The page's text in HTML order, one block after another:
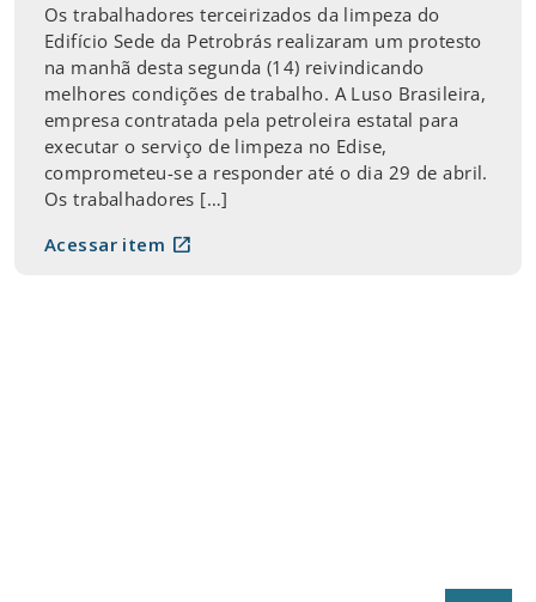
Os trabalhadores terceirizados da limpeza do
Edifício Sede da Petrobrás realizaram um protesto
na manhã desta segunda (14) reivindicando
melhores condições de trabalho. A Luso Brasileira,
empresa contratada pela petroleira estatal para
executar o serviço de limpeza no Edise,
comprometeu-se a responder até o dia 29 de abril.
Os trabalhadores […]
Acessar item open_in_new